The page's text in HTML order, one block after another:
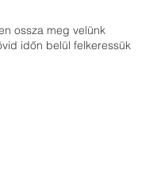
ossza meg velünk
időn belül felkeressük